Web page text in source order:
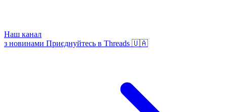
Наш канал
з новинами Приєднуйтесь в Threads 🇺🇦